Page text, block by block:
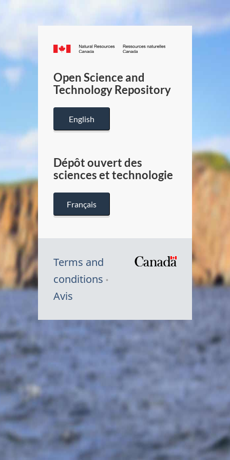
Canada.ca
/
Canada
Open Science and
Technology Repository
English
Dépôt ouvert des
sciences et technologie
Français
Terms and
conditions
Avis
Symbole
Canada